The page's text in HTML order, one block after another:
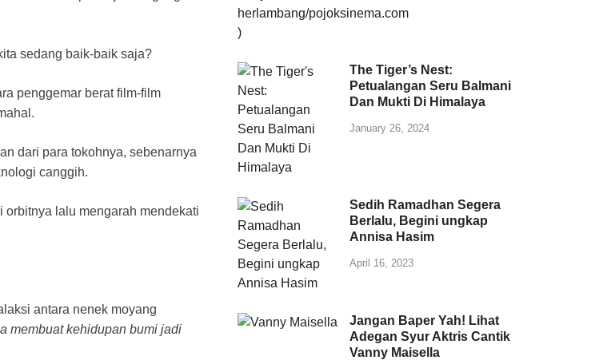
sedang baik-baik saja?
penggemar berat film-film
dari para tokohnya, sebenarnya
canggih.
lalu mengarah mendekati
antara nenek moyang
membuat kehidupan bumi jadi
The Tiger’s Nest:
Petualangan Seru Balmani
Dan Mukti Di Himalaya
January 26, 2024
Sedih Ramadhan Segera
Berlalu, Begini ungkap
Annisa Hasim
April 16, 2023
Jangan Baper Yah! Lihat
Adegan Syur Aktris Cantik
Vanny Maisella